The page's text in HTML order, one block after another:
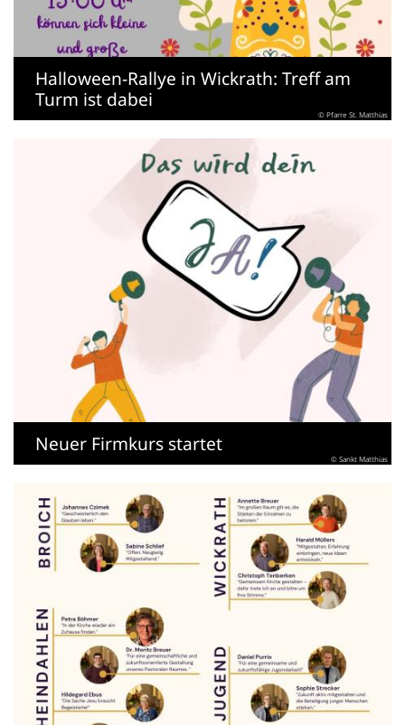
Halloween-Rallye in Wickrath: Treff am
Turm ist dabei
© Pfarre St. Matthias
Neuer Firmkurs startet
© Sankt Matthias